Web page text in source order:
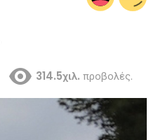
314.5χιλ. προβολές.